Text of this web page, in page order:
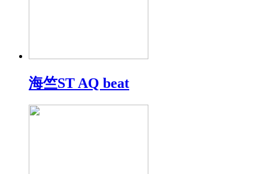
海竺ST AQ beat